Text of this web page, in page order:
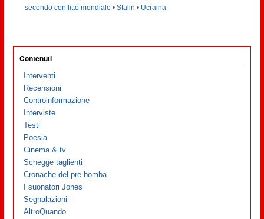
secondo conflitto mondiale • Stalin • Ucraina
Contenuti
Interventi
Recensioni
Controinformazione
Interviste
Testi
Poesia
Cinema & tv
Schegge taglienti
Cronache del pre-bomba
I suonatori Jones
Segnalazioni
AltroQuando